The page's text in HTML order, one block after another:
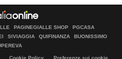
PAGINEGIALLE SHOP
PGCASA
SIVIAGGIA QUIFINANZA
BUONISSIMO
Cookie Policy Preferenze sui cookie